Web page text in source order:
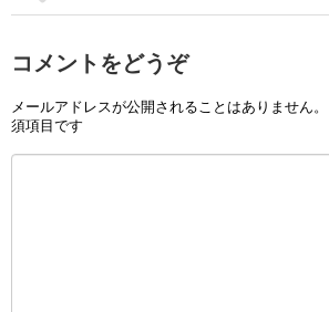
コメントをどうぞ
メールアドレスが公開されることはありません。
須項目です